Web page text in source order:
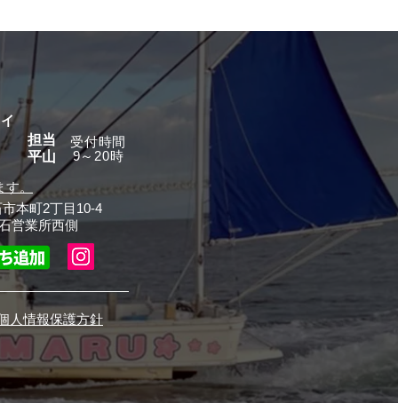
担当
平山
​受付時間
9～20時
。
本町2丁目10-4
営業所西側
人情報保護方針